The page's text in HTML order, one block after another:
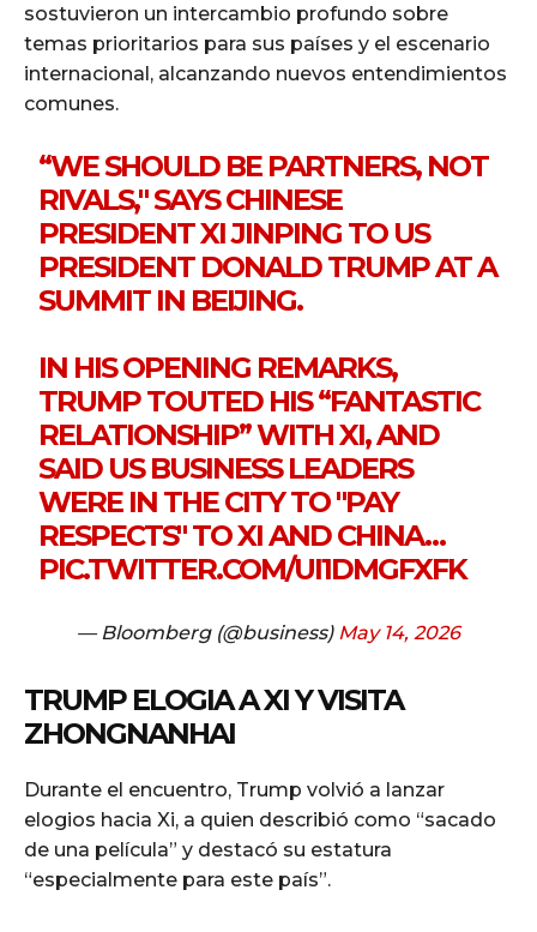
sostuvieron un intercambio profundo sobre
temas prioritarios para sus países y el escenario
internacional, alcanzando nuevos entendimientos
comunes.
“WE SHOULD BE PARTNERS, NOT
RIVALS," SAYS CHINESE
PRESIDENT XI JINPING TO US
PRESIDENT DONALD TRUMP AT A
SUMMIT IN BEIJING.
IN HIS OPENING REMARKS,
TRUMP TOUTED HIS “FANTASTIC
RELATIONSHIP” WITH XI, AND
SAID US BUSINESS LEADERS
WERE IN THE CITY TO "PAY
RESPECTS" TO XI AND CHINA…
PIC.TWITTER.COM/UI1DMGFXFK
— Bloomberg (@business) May 14, 2026
TRUMP ELOGIA A XI Y VISITA
ZHONGNANHAI
Durante el encuentro, Trump volvió a lanzar
elogios hacia Xi, a quien describió como “sacado
de una película” y destacó su estatura
“especialmente para este país”.